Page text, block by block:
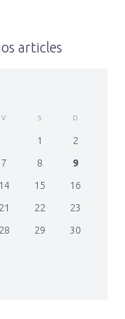
articles
V S D
1
2
7 8
9
14 15
16
21 22
23
28 29
30